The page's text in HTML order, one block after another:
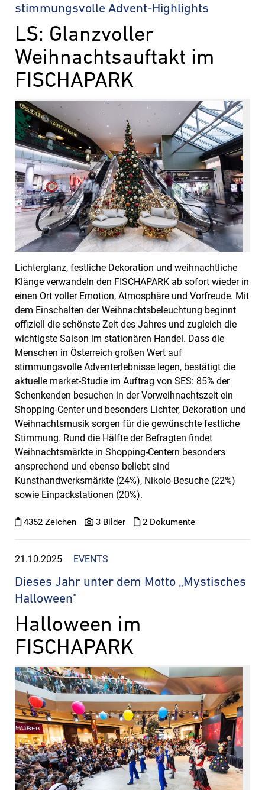
stimmungsvolle Advent-Highlights
LS: Glanzvoller
Weihnachtsauftakt im
FISCHAPARK
Lichterglanz, festliche Dekoration und weihnachtliche
Klänge verwandeln den FISCHAPARK ab sofort wieder in
einen Ort voller Emotion, Atmosphäre und Vorfreude. Mit
dem Einschalten der Weihnachtsbeleuchtung beginnt
offiziell die schönste Zeit des Jahres und zugleich die
wichtigste Saison im stationären Handel. Dass die
Menschen in Österreich großen Wert auf
stimmungsvolle Adventerlebnisse legen, bestätigt die
aktuelle market-Studie im Auftrag von SES: 85% der
Schenkenden besuchen in der Vorweihnachtszeit ein
Shopping-Center und besonders Lichter, Dekoration und
Weihnachtsmusik sorgen für die gewünschte festliche
Stimmung. Rund die Hälfte der Befragten findet
Weihnachtsmärkte in Shopping-Centern besonders
ansprechend und ebenso beliebt sind
Kunsthandwerksmärkte (24%), Nikolo-Besuche (22%)
sowie Einpackstationen (20%).
4352 Zeichen 3 Bilder 2 Dokumente
21.10.2025 EVENTS
Dieses Jahr unter dem Motto „Mystisches
Halloween"
Halloween im
FISCHAPARK